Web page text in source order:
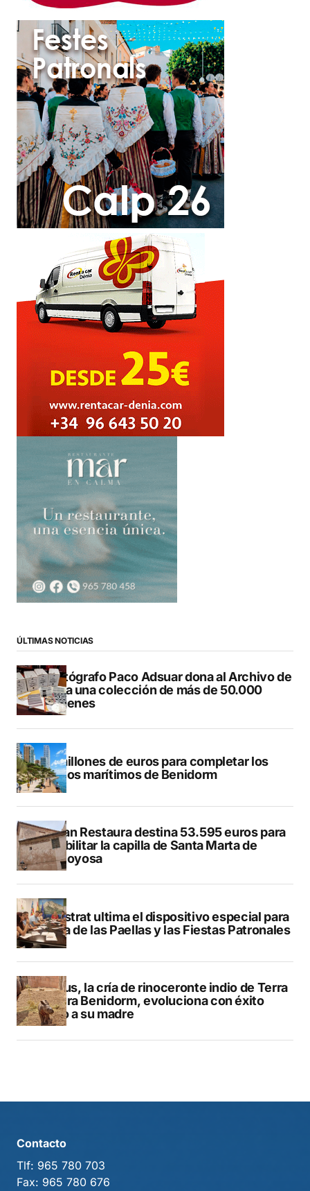
ÚLTIMAS NOTICIAS
El fotógrafo Paco Adsuar dona al Archivo de
Dénia una colección de más de 50.000
imágenes
50 millones de euros para completar los
paseos marítimos de Benidorm
El Plan Restaura destina 53.595 euros para
rehabilitar la capilla de Santa Marta de
Villajoyosa
Finestrat ultima el dispositivo especial para
el Día de las Paellas y las Fiestas Patronales
Brutus, la cría de rinoceronte indio de Terra
Natura Benidorm, evoluciona con éxito
junto a su madre
Contacto
Tlf: 965 780 703
Fax: 965 780 676